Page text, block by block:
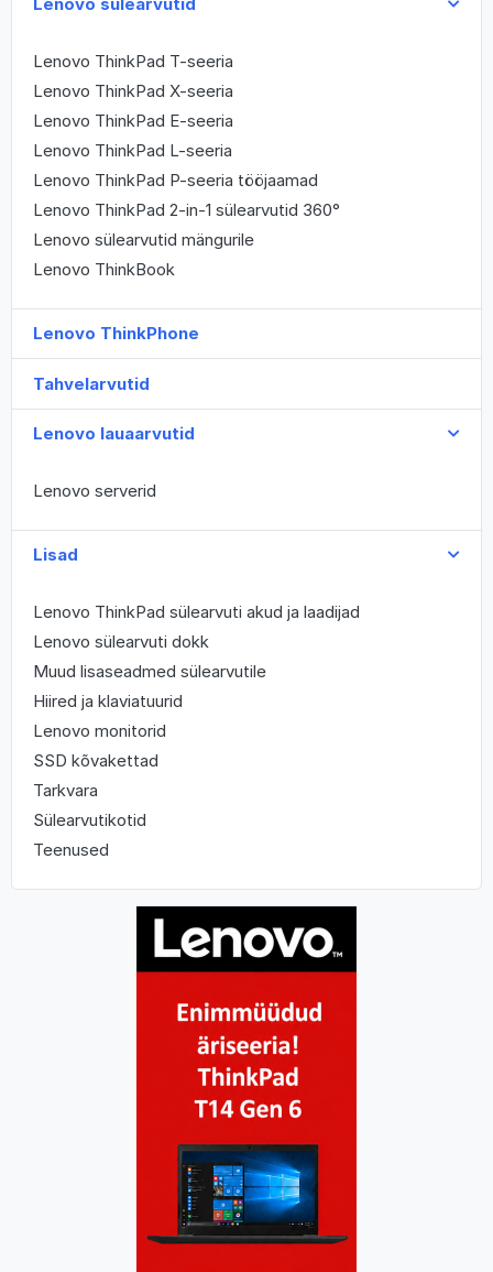
Lenovo ThinkPad T-seeria
Lenovo ThinkPad X-seeria
Lenovo ThinkPad E-seeria
Lenovo ThinkPad L-seeria
Lenovo ThinkPad P-seeria tööjaamad
Lenovo ThinkPad 2-in-1 sülearvutid 360°
Lenovo sülearvutid mängurile
Lenovo ThinkBook
Lenovo ThinkPhone
Tahvelarvutid
Lenovo lauaarvutid
Lenovo serverid
Lisad
Lenovo ThinkPad sülearvuti akud ja laadijad
Lenovo sülearvuti dokk
Muud lisaseadmed sülearvutile
Hiired ja klaviatuurid
Lenovo monitorid
SSD kõvakettad
Tarkvara
Sülearvutikotid
Teenused